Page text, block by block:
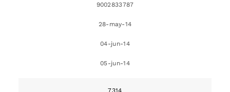
9002833787
28-may-14
04-jun-14
05-jun-14
7314